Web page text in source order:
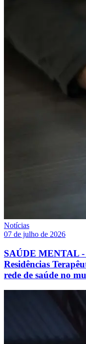
Notícias
07 de julho de 2026
SAÚDE MENTAL
Residências
rede de saúde no